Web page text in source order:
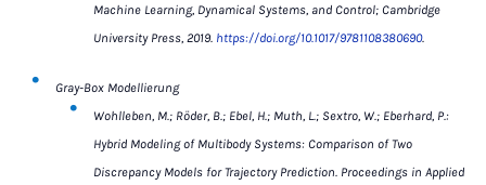
Machine Learning, Dynamical Systems, and Control; Cambridge
University Press, 2019. https://doi.org/10.1017/9781108380690.
Gray-Box Modellierung
Wohlleben, M.; Röder, B.; Ebel, H.; Muth, L.; Sextro, W.; Eberhard, P.:
Hybrid Modeling of Multibody Systems: Comparison of Two
Discrepancy Models for Trajectory Prediction. Proceedings in Applied